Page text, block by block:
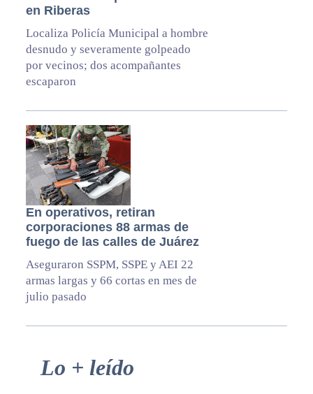
en Riberas
Localiza Policía Municipal a hombre
desnudo y severamente golpeado
por vecinos; dos acompañantes
escaparon
En operativos, retiran
corporaciones 88 armas de
fuego de las calles de Juárez
Aseguraron SSPM, SSPE y AEI 22
armas largas y 66 cortas en mes de
julio pasado
Primary
Lo + leído